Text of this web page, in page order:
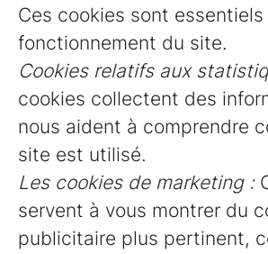
Ces cookies sont essentiels
fonctionnement du site.
Cookies relatifs aux
cookies collectent des
nous aident à comprendre
site est utilisé.
Les cookies de marketing :
servent à vous montrer du
publicitaire plus pertinent,